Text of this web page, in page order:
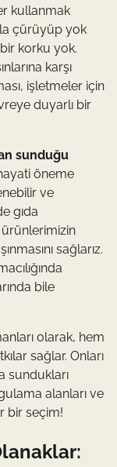
kullanmak
çürüyüp yok
korku yok.
karşı
işletmeler için
duyarlı bir
sunduğu
öneme
ve
gıda
ürünlerimizin
sağlarız.
bile
olarak, hem
sağlar. Onları
sundukları
alanları ve
bir seçim!